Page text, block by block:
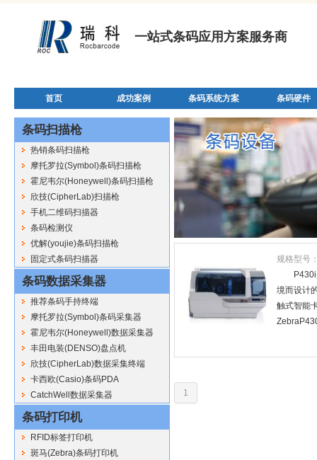
一站式条码应用方案服务商
首页 成功案例 条码系统方案 条码硬件
条码扫描枪
热销条码扫描枪
摩托罗拉(Symbol)条码扫描枪
霍尼韦尔(Honeywell)条码扫描枪
欣技(CipherLab)扫描枪
手机二维码扫描器
条码检测仪
优解(youjie)条码扫描枪
固定式条码扫描器
条码数据采集器
推荐条码手持终端
摩托罗拉(Symbol)条码采集器
霍尼韦尔(Honeywell)数据采集器
丰田电装(DENSO)盘点机
欣技(CipherLab)数据采集终端
卡西欧(Casio)条码PDA
CatchWell数据采集器
条码打印机
RFID标签打印机
斑马(Zebra)条码打印机
规格型号
境而设计
触式智能
1